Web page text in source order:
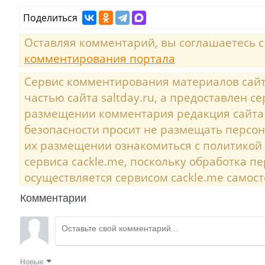
Поделиться
Оставляя комментарий, вы соглашаетесь
комментирования портала
Сервис комментирования материалов
частью сайта saltday.ru, а предоставлен
размещении комментария редакция
безопасности просит не размещать
их размещении ознакомиться с
сервиса cackle.me, поскольку обработка
осуществляется сервисом cackle.me
Комментарии
Новые